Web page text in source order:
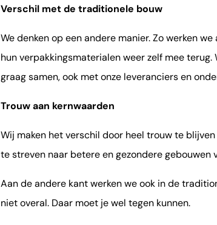
Verschil met de traditionele bouw
We denken op een andere manier. Zo werken we
hun verpakkingsmaterialen weer zelf mee
graag samen, ook met onze leveranciers en
Trouw aan kernwaarden
Wij maken het verschil door heel trouw te blijven
te streven naar betere en gezondere gebouwen
Aan de andere kant werken we ook in de
niet overal. Daar moet je wel tegen kunnen.